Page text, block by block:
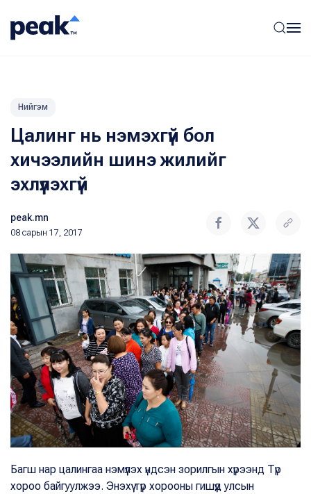
Нийгэм
Цалинг нь нэмэхгүй бол
хичээлийн шинэ жилийг
эхлүүлэхгүй
peak.mn
08 сарын 17, 2017
Багш нар цалингаа нэмүүлэх үндсэн зорилгын хүрээнд Түр
хороо байгуулжээ. Энэхүү түр хорооны гишүүд улсын